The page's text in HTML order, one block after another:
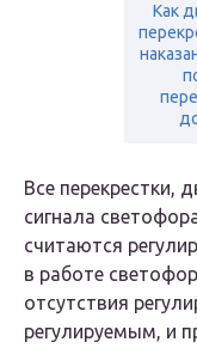
Как
Все перекрестки,
сигнала
считаются
в работе
отсутствия
регулируемым, и